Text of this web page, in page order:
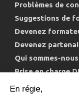
Problèmes de
Suggestions de
Devenez
Devenez
Qui sommes-nous
Prise en charge
Politique de
En régie,